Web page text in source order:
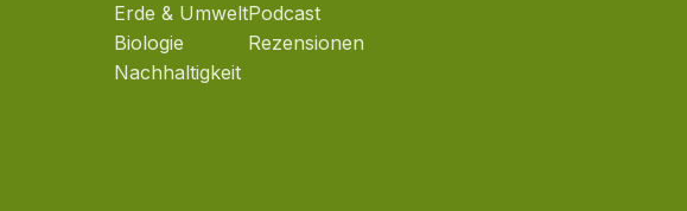
Erde & Umwelt
Biologie
Nachhaltigkeit
Podcast
Rezensionen